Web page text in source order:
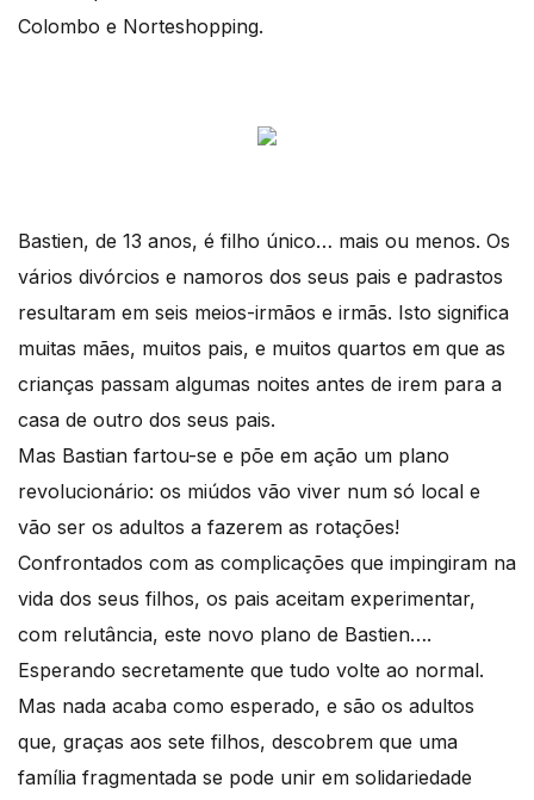
Colombo e Norteshopping.
Bastien, de 13 anos, é filho único… mais ou menos. Os
vários divórcios e namoros dos seus pais e padrastos
resultaram em seis meios-irmãos e irmãs. Isto significa
muitas mães, muitos pais, e muitos quartos em que as
crianças passam algumas noites antes de irem para a
casa de outro dos seus pais.
Mas Bastian fartou-se e põe em ação um plano
revolucionário: os miúdos vão viver num só local e
vão ser os adultos a fazerem as rotações!
Confrontados com as complicações que impingiram na
vida dos seus filhos, os pais aceitam experimentar,
com relutância, este novo plano de Bastien….
Esperando secretamente que tudo volte ao normal.
Mas nada acaba como esperado, e são os adultos
que, graças aos sete filhos, descobrem que uma
família fragmentada se pode unir em solidariedade